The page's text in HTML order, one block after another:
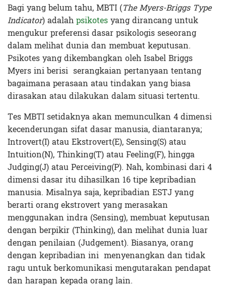
Bagi yang belum tahu, MBTI (The Myers-Briggs Type
Indicator) adalahpsikotesyang dirancang untuk
mengukur preferensi dasar psikologis seseorang
dalam melihat dunia dan membuat keputusan.
Psikotes yang dikembangkan oleh Isabel Briggs
Myers ini berisi serangkaian pertanyaan tentang
bagaimana perasaan atau tindakan yang biasa
dirasakan atau dilakukan dalam situasi tertentu.
Tes MBTI setidaknya akan memunculkan 4 dimensi
kecenderungan sifat dasar manusia, diantaranya;
Introvert(I) atau Ekstrovert(E), Sensing(S) atau
Intuition(N), Thinking(T) atau Feeling(F), hingga
Judging(J) atau Perceiving(P). Nah, kombinasi dari 4
dimensi dasar itu dihasilkan 16 tipe kepribadian
manusia. Misalnya saja, kepribadian ESTJ yang
berartiorang ekstrovert yang merasakan
menggunakan indra (Sensing), membuat keputusan
dengan berpikir (Thinking), dan melihat dunia luar
dengan penilaian (Judgement). Biasanya, orang
dengan kepribadian ini menyenangkan dan tidak
ragu untuk berkomunikasi mengutarakan pendapat
dan harapan kepada orang lain.